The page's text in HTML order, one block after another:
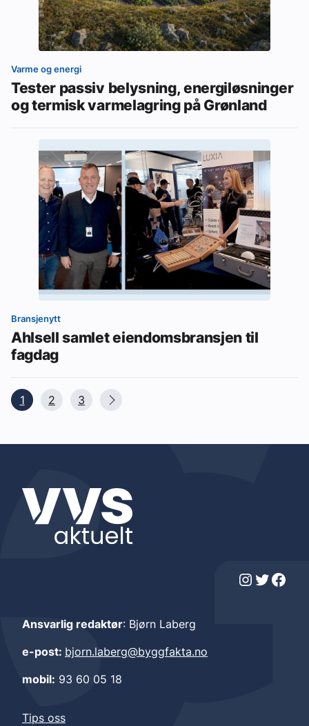
Varme og energi
Tester passiv belysning, energiløsninger
og termisk varmelagring på Grønland
Bransjenytt
Ahlsell samlet eiendomsbransjen til
fagdag
1 2 3
Instagram Twitter Facebook
Ansvarlig redaktør: Bjørn Laberg
e-post: bjorn.laberg@byggfakta.no
mobil: 93 60 05 18
Tips oss